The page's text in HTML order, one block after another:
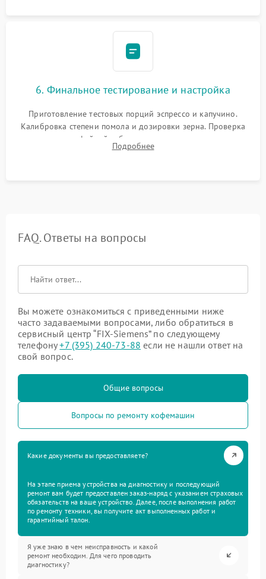
6. Финальное тестирование и настройка
Приготовление тестовых порций эспрессо и капучино.
Калибровка степени помола и дозировки зерна. Проверка
плотности кофейной таблетки, температуры напитка и
качества молочной пены. Контроль отсутствия посторонних
Подробнее
FAQ. Ответы на вопросы
Вы можете ознакомиться с приведенными ниже
часто задаваемыми вопросами, либо обратиться в
сервисный центр “FIX-Siemens” по следующему
телефону+7 (395) 240-73-88 если не нашли ответ на
свой вопрос.
Общие вопросы
Вопросы по ремонту кофемашин
Какие документы вы предоставляете?
На этапе приема устройства на диагностику и последующий
ремонт вам будет предоставлен заказ-наряд с указанием страховых
обязательств на ваше устройство. Далее, после выполнения работ
по ремонту техники, вы получите акт выполненных работ и
гарантийный талон.
Я уже знаю в чем неисправность и какой
ремонт необходим. Для чего проводить
диагностику?